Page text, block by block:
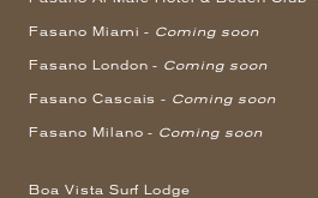
Fasano Miami - Coming soon
Fasano London - Coming soon
Fasano Cascais - Coming soon
Fasano Milano - Coming soon
Boa Vista Surf Lodge